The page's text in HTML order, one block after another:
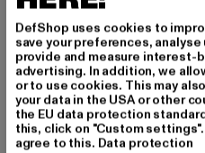
Art.Nr: JCCHU0001-21296
Hersteller: INK GmbH |
Schnellgasse 2 | 52249
GRÖSSE & PASSFORM
DefShop uses cookies to
save your preferences,
provide and measure interest-
advertising. In addition, we
or to use cookies. This may
your data in the USA or other
the EU data protection
this, click on "Custom
agree to this. Data protection